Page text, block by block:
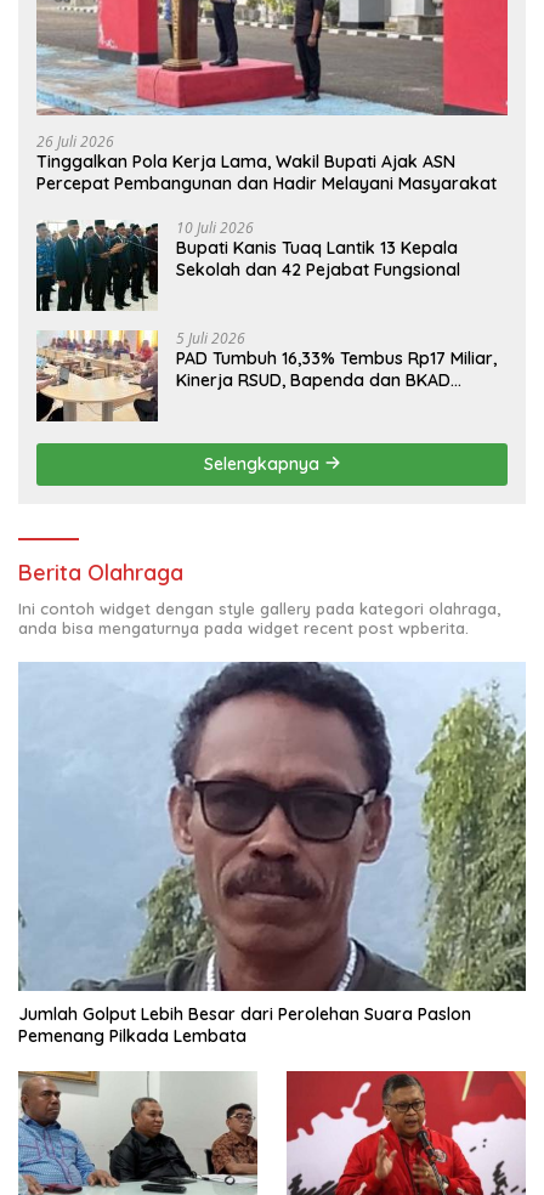
26 Juli 2026
Tinggalkan Pola Kerja Lama, Wakil Bupati Ajak ASN
Percepat Pembangunan dan Hadir Melayani Masyarakat
10 Juli 2026
Bupati Kanis Tuaq Lantik 13 Kepala
Sekolah dan 42 Pejabat Fungsional
5 Juli 2026
PAD Tumbuh 16,33% Tembus Rp17 Miliar,
Kinerja RSUD, Bapenda dan BKAD
Selengkapnya
Berita Olahraga
Ini contoh widget dengan style gallery pada kategori olahraga,
anda bisa mengaturnya pada widget recent post wpberita.
Jumlah Golput Lebih Besar dari Perolehan Suara Paslon
Pemenang Pilkada Lembata